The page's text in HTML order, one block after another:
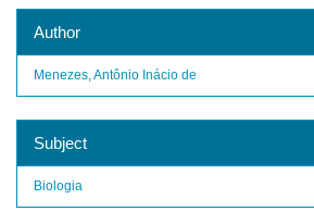
Author
Menezes, Antônio Inácio de
Subject
Biologia